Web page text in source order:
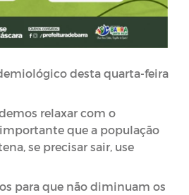
desta quarta-feira
relaxar com o
que a população
se precisar sair, use
para que não diminuam os